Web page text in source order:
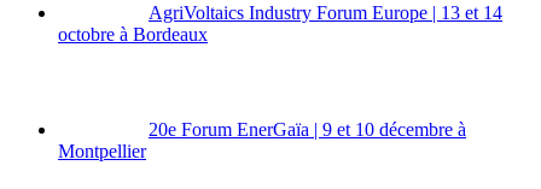
AgriVoltaics Industry Forum Europe | 13 et 14
octobre à Bordeaux
20e Forum EnerGaïa | 9 et 10 décembre à
Montpellier